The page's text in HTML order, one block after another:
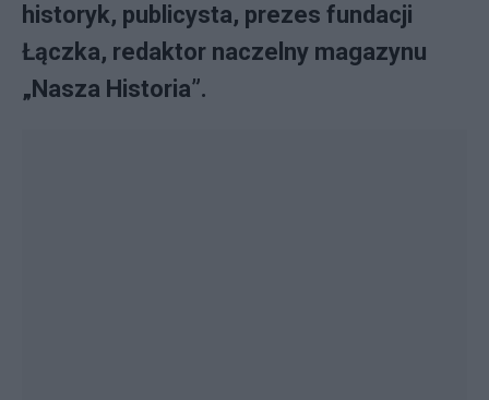
historyk, publicysta, prezes fundacji
Łączka, redaktor naczelny magazynu
„Nasza Historia”.